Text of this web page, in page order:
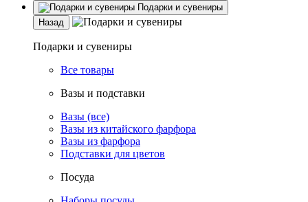
Подарки и сувениры
Назад
Подарки и сувениры
Все товары
Вазы и подставки
Вазы (все)
Вазы из китайского фарфора
Вазы из фарфора
Подставки для цветов
Посуда